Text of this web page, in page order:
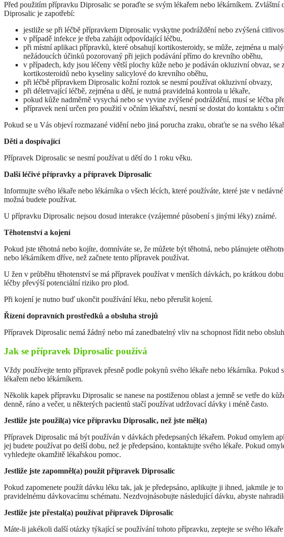
Před použitím přípravku Diprosalic se poraďte se svým lékařem nebo lékárníkem. Zvláštní
Diprosalic je zapotřebí:
jestliže se při léčbě přípravkem Diprosalic vyskytne podráždění nebo zvýšená
v případě infekce je třeba zahájit odpovídající léčbu,
při místní aplikaci přípravků, které obsahují kortikosteroidy, se může, zejména u
nežádoucích účinků pozorovaný při jejich podávání přímo do krevního oběhu,
v případech, kdy jsou léčeny větší plochy kůže nebo je podáván okluzivní obvaz, se
kortikosteroidů nebo kyseliny salicylové do krevního oběhu,
při léčbě přípravkem Diprosalic kožní roztok se nesmí používat okluzivní obvazy,
při déletrvající léčbě, zejména u dětí, je nutná pravidelná kontrola u lékaře,
pokud kůže nadměrně vysychá nebo se vyvine zvýšené podráždění, musí se léčba
přípravek není určen pro použití v očním lékařství, nesmí se dostat do kontaktu s
Pokud se u Vás objeví rozmazané vidění nebo jiná porucha zraku, obraťte se na svého
Děti a dospívající
Přípravek Diprosalic se nesmí používat u dětí do 1 roku věku.
Další léčivé přípravky a přípravek Diprosalic
Informujte svého lékaře nebo lékárníka o všech lécích, které používáte, které jste v
možná budete používat.
U přípravku Diprosalic nejsou dosud interakce (vzájemné působení s jinými léky) známé.
Těhotenství a kojení
Pokud jste těhotná nebo kojíte, domníváte se, že můžete být těhotná, nebo plánujete
nebo lékárníkem dříve, než začnete tento přípravek používat.
U žen v průběhu těhotenství se má přípravek používat v menších dávkách, po krátkou
léčby převýší potenciální riziko pro plod.
Při kojení je nutno buď ukončit používání léku, nebo přerušit kojení.
Řízení dopravních prostředků a obsluha strojů
Přípravek Diprosalic nemá žádný nebo má zanedbatelný vliv na schopnost řídit nebo
Jak se přípravek Diprosalic používá
Vždy používejte tento přípravek přesně podle pokynů svého lékaře nebo lékárníka. Pokud
lékařem nebo lékárníkem.
Několik kapek přípravku Diprosalic se nanese na postiženou oblast a jemně se vetře do
denně, ráno a večer, u některých pacientů stačí používat udržovací dávky i méně často.
Jestliže jste použil(a) více přípravku Diprosalic, než jste měl(a)
Přípravek Diprosalic má být používán v dávkách předepsaných lékařem. Pokud omylem
jej budete používat po delší dobu, než je předepsáno, kontaktujte svého lékaře. Pokud
vyhledejte okamžitě lékařskou pomoc.
Jestliže jste zapomněl(a) použít přípravek Diprosalic
Pokud zapomenete použít dávku léku tak, jak je předepsáno, aplikujte ji ihned, jakmile je
pravidelnému dávkovacímu schématu. Nezdvojnásobujte následující dávku, abyste
Jestliže jste přestal(a) používat přípravek Diprosalic
Máte-li jakékoli další otázky týkající se používání tohoto přípravku, zeptejte se svého